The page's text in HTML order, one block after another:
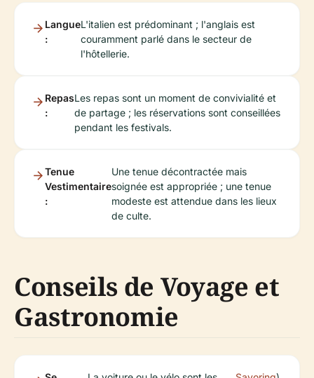
Langue
:
L'italien est prédominant ; l'anglais est
couramment parlé dans le secteur de
l'hôtellerie.
Repas
:
Les repas sont un moment de convivialité et
de partage ; les réservations sont conseillées
pendant les festivals.
Tenue
Vestimentaire
:
Une tenue décontractée mais
soignée est appropriée ; une tenue
modeste est attendue dans les lieux
de culte.
Conseils de Voyage et
Gastronomie